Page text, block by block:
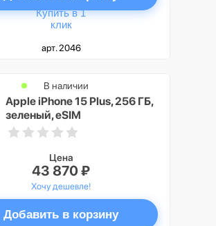
Купить в 1
клик
арт. 2046
Apple iPhone 15 Plus, 256 ГБ,
зеленый, eSIM
В наличии
Цена
43 870 ₽
Хочу дешевле!
Добавить в корзину